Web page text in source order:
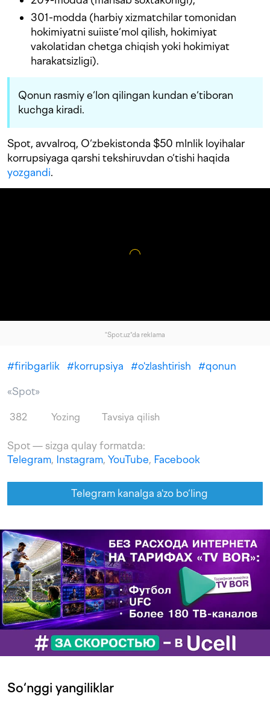
301-modda (harbiy xizmatchilar tomonidan
hokimiyatni suiiste‘mol qilish, hokimiyat
vakolatidan chetga chiqish yoki hokimiyat
harakatsizligi).
Qonun rasmiy e‘lon qilingan kundan e‘tiboran
kuchga kiradi.
Spot, avvalroq, O‘zbekistonda $50 mlnlik loyihalar
korrupsiyaga qarshi tekshiruvdan o‘tishi haqida
yozgandi.
"Spot.uz"da reklama
#firibgarlik #korrupsiya #o'zlashtirish #qonun
«Spot»
382 Yozing Tavsiya qilish
Spot — sizga qulay formatda:
Telegram, Instagram, YouTube, Facebook
Telegram kanalga a'zo bo‘ling
So‘nggi yangiliklar